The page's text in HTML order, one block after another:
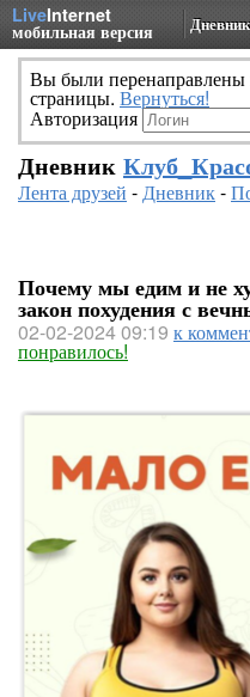
LiveInternet
мобильная версия
Вы были
страницы. Вернуться!
Авторизация
Дневник
Лента друзей -Дневник-
Почему мы едим и не
закон похудения с
02-02-2024 09:19 к
понравилось!